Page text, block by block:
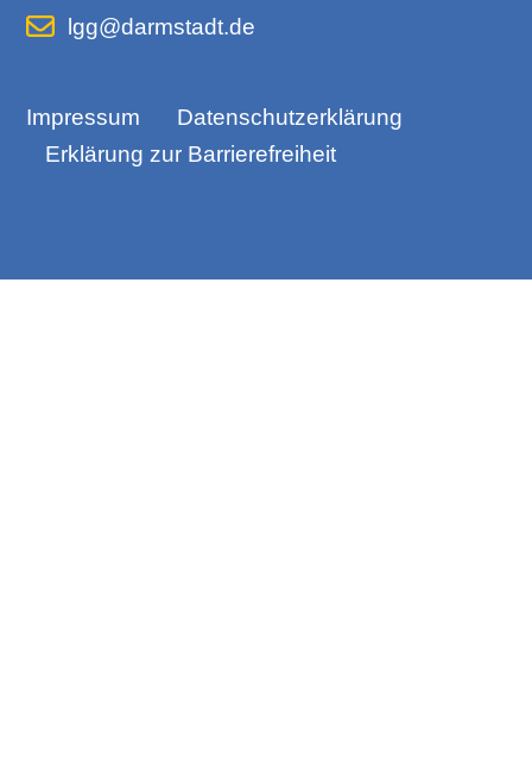
lgg@darmstadt.de
Impressum
Datenschutzerklärung
Erklärung zur Barrierefreiheit